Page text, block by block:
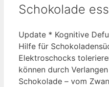
Schokolade
Update * Kognitive
Hilfe für
Elektroschocks
können durch
Schokolade – vom